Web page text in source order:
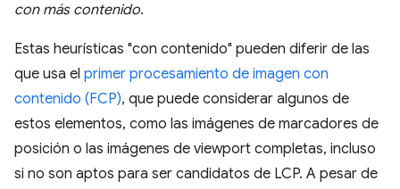
con más contenido.
Estas heurísticas "con contenido" pueden diferir de las
que usa el primer procesamiento de imagen con
contenido (FCP), que puede considerar algunos de
estos elementos, como las imágenes de marcadores de
posición o las imágenes de viewport completas, incluso
si no son aptos para ser candidatos de LCP. A pesar de